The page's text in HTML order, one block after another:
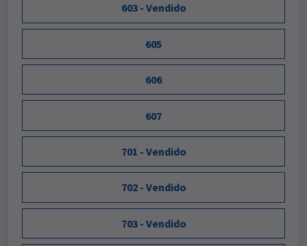
603 - Vendido
605
606
607
701 - Vendido
702 - Vendido
703 - Vendido